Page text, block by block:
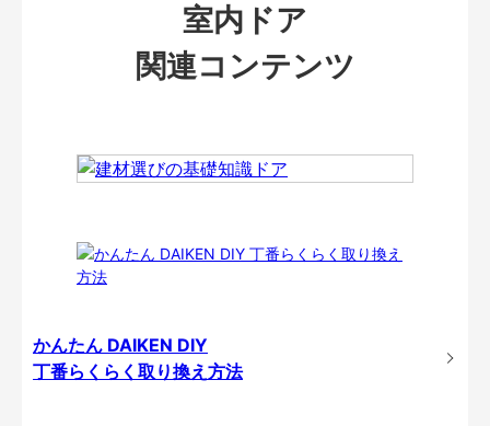
室内ドア
関連コンテンツ
かんたん DAIKEN DIY
丁番らくらく取り換え方法